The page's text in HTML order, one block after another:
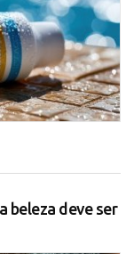
beleza deve ser